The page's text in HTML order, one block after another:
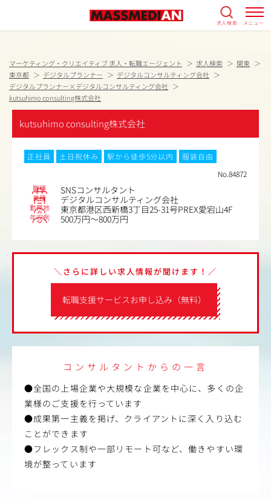
求人検索 メニュー
マーケティング・クリエイティブ 求人・転職エージェント 求人検索
関東
東京都
デジタルプランナー
デジタルコンサルティング会社
デジタルプランナー×デジタルコンサルティング会社
kutsuhimo consulting株式会社
kutsuhimo consulting株式会社
正社員 土日祝休み 駅から徒歩5分以内
服装自由
No.84872
職種 SNSコンサルタント
業種 デジタルコンサルティング会社
勤務地 東京都港区西新橋3丁目25-31号PREX愛宕山4F
年収例 500万円～800万円
転職支援サービスお申し込み（無料）
＼さらに詳しい求人情報が聞けます！／
コンサルタントからの一言
●全国の上場企業や大規模な企業を中心に、多くの企
業様のご支援を行っています
●成果第一主義を掲げ、クライアントに深く入り込む
ことができます
●フレックス制や一部リモート可など、働きやすい環
境が整っています